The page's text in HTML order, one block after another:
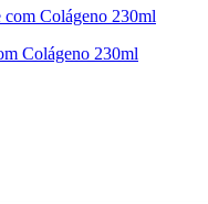
Colágeno 230ml